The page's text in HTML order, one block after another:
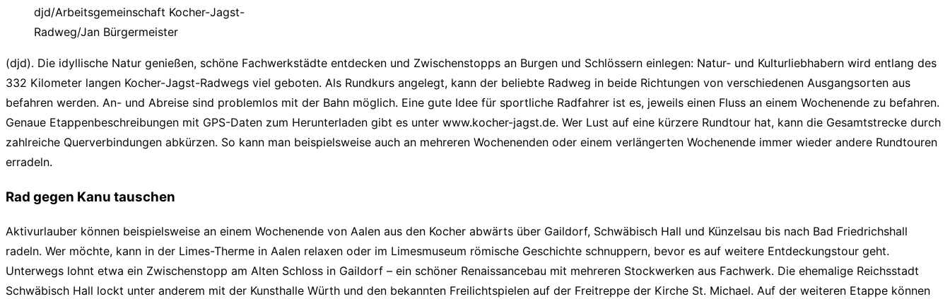
djd/Arbeitsgemeinschaft Kocher-Jagst-
Radweg/Jan Bürgermeister
(djd). Die idyllische Natur genießen, schöne Fachwerkstädte entdecken und Zwischenstopps an Burgen und Schlössern einlegen: Natur- und Kulturliebhabern wird entlang des
332 Kilometer langen Kocher-Jagst-Radwegs viel geboten. Als Rundkurs angelegt, kann der beliebte Radweg in beide Richtungen von verschiedenen Ausgangsorten aus
befahren werden. An- und Abreise sind problemlos mit der Bahn möglich. Eine gute Idee für sportliche Radfahrer ist es, jeweils einen Fluss an einem Wochenende zu befahren.
Genaue Etappenbeschreibungen mit GPS-Daten zum Herunterladen gibt es unter www.kocher-jagst.de. Wer Lust auf eine kürzere Rundtour hat, kann die Gesamtstrecke durch
zahlreiche Querverbindungen abkürzen. So kann man beispielsweise auch an mehreren Wochenenden oder einem verlängerten Wochenende immer wieder andere Rundtouren
erradeln.
Rad gegen Kanu tauschen
Aktivurlauber können beispielsweise an einem Wochenende von Aalen aus den Kocher abwärts über Gaildorf, Schwäbisch Hall und Künzelsau bis nach Bad Friedrichshall
radeln. Wer möchte, kann in der Limes-Therme in Aalen relaxen oder im Limesmuseum römische Geschichte schnuppern, bevor es auf weitere Entdeckungstour geht.
Unterwegs lohnt etwa ein Zwischenstopp am Alten Schloss in Gaildorf – ein schöner Renaissancebau mit mehreren Stockwerken aus Fachwerk. Die ehemalige Reichsstadt
Schwäbisch Hall lockt unter anderem mit der Kunsthalle Würth und den bekannten Freilichtspielen auf der Freitreppe der Kirche St. Michael. Auf der weiteren Etappe können